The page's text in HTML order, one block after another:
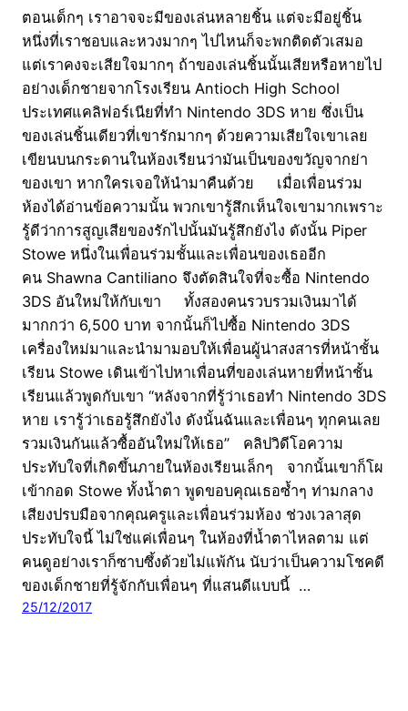
ตอนเด็กๆ เราอาจจะมีของเล่นหลายชิ้น แต่จะมีอยู่ชิ้น
หนึ่งที่เราชอบและหวงมากๆ ไปไหนก็จะพกติดตัวเสมอ
แต่เราคงจะเสียใจมากๆ ถ้าของเล่นชิ้นนั้นเสียหรือหายไป
อย่างเด็กชายจากโรงเรียน Antioch High School
ประเทศแคลิฟอร์เนียที่ทำ Nintendo 3DS หาย ซึ่งเป็น
ของเล่นชิ้นเดียวที่เขารักมากๆ ด้วยความเสียใจเขาเลย
เขียนบนกระดานในห้องเรียนว่ามันเป็นของขวัญจากย่า
ของเขา หากใครเจอให้นำมาคืนด้วย เมื่อเพื่อนร่วม
ห้องได้อ่านข้อความนั้น พวกเขารู้สึกเห็นใจเขามากเพราะ
รู้ดีว่าการสูญเสียของรักไปนั้นมันรู้สึกยังไง ดังนั้น Piper
Stowe หนึ่งในเพื่อนร่วมชั้นและเพื่อนของเธออีก
คน Shawna Cantiliano จึงตัดสินใจที่จะซื้อ Nintendo
3DS อันใหม่ให้กับเขา ทั้งสองคนรวบรวมเงินมาได้
มากกว่า 6,500 บาท จากนั้นก็ไปซื้อ Nintendo 3DS
เครื่องใหม่มาและนำมามอบให้เพื่อนผู้น่าสงสารที่หน้าชั้น
เรียน Stowe เดินเข้าไปหาเพื่อนที่ของเล่นหายที่หน้าชั้น
เรียนแล้วพูดกับเขา “หลังจากที่รู้ว่าเธอทำ Nintendo 3DS
หาย เรารู้ว่าเธอรู้สึกยังไง ดังนั้นฉันและเพื่อนๆ ทุกคนเลย
รวมเงินกันแล้วซื้ออันใหม่ให้เธอ” คลิปวิดีโอความ
ประทับใจที่เกิดขึ้นภายในห้องเรียนเล็กๆ จากนั้นเขาก็โผ
เข้ากอด Stowe ทั้งน้ำตา พูดขอบคุณเธอซ้ำๆ ท่ามกลาง
เสียงปรบมือจากคุณครูและเพื่อนร่วมห้อง ช่วงเวลาสุด
ประทับใจนี้ ไม่ใช่แค่เพื่อนๆ ในห้องที่น้ำตาไหลตาม แต่
คนดูอย่างเราก็ซาบซึ้งด้วยไม่แพ้กัน นับว่าเป็นความโชคดี
ของเด็กชายที่รู้จักกับเพื่อนๆ ที่แสนดีแบบนี้ …
25/12/2017